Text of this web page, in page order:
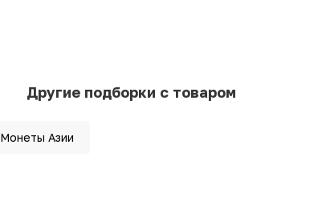
Другие подборки с товаром
Монеты Азии